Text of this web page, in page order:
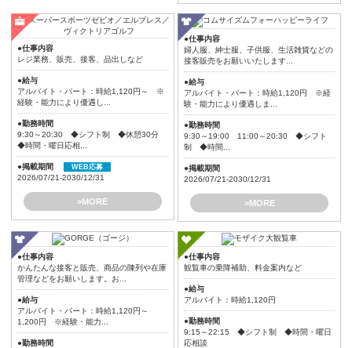
●仕事内容
レジ業務、販売、接客、品出しなど
●給与
アルバイト・パート：時給1,120円～ ※
経験・能力により優遇し...
●勤務時間
9:30～20:30 ◆シフト制 ◆休憩30分
◆時間・曜日応相...
●掲載期間 WEB応募
2026/07/21-2030/12/31
>MORE
●仕事内容
婦人服、紳士服、子供服、生活雑貨などの
接客販売をお願いいたします...
●給与
アルバイト・パート：時給1,120円 ※経
験・能力により優遇しま...
●勤務時間
9:30～19:00 11:00～20:30 ◆シフト
制 ◆時間...
●掲載期間
2026/07/21-2030/12/31
>MORE
●仕事内容
かんたんな接客と販売、商品の陳列や在庫
管理などをお願いします。お...
●給与
アルバイト・パート：時給1,120円～
1,200円 ※経験・能力...
●勤務時間
●仕事内容
観覧車の乗降補助、料金案内など
●給与
アルバイト：時給1,120円
●勤務時間
9:15～22:15 ◆シフト制 ◆時間・曜日
応相談